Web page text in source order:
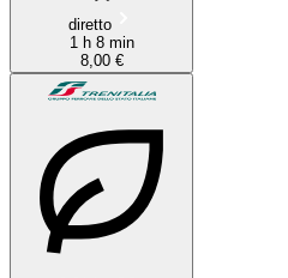
diretto
1 h 8 min
8,00 €